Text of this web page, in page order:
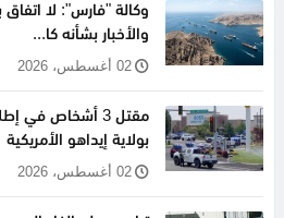
وكالة "فارس": لا
والأخبار بشأنه كا...
02 أغسطس، 2026
مقتل 3 أشخاص في
بولاية إيداهو الأمريكية
02 أغسطس، 2026